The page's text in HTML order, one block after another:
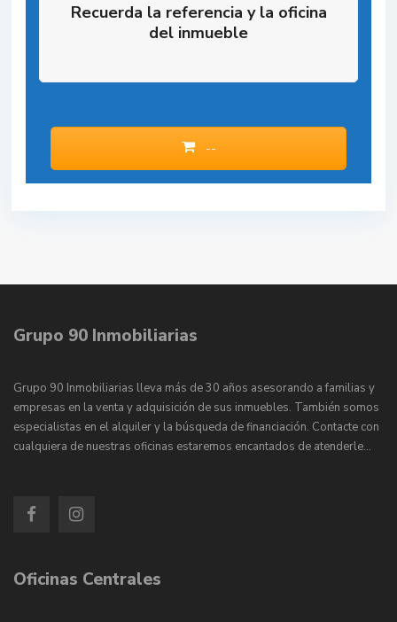
Recuerda la referencia y la oficina
del inmueble
--
Grupo 90 Inmobiliarias
Grupo 90 Inmobiliarias lleva más de 30 años asesorando a familias y
empresas en la venta y adquisición de sus inmuebles. También somos
especialistas en el alquiler y la búsqueda de financiación. Contacte con
cualquiera de nuestras oficinas estaremos encantados de atenderle…
Oficinas Centrales